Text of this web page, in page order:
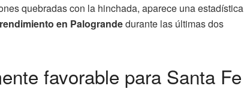
quebradas con la hinchada, aparece una estadística
en Palograndedurante las últimas dos
favorable para Santa Fe